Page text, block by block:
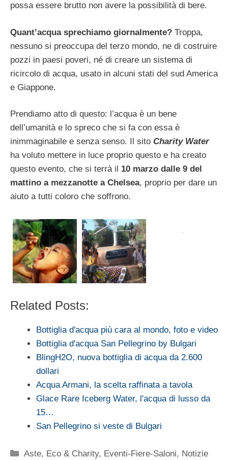
possa essere brutto non avere la possibilità di bere.
Quant’acqua sprechiamo giornalmente? Troppa,
nessuno si preoccupa del terzo mondo, ne di costruire
pozzi in paesi poveri, né di creare un sistema di
ricircolo di acqua, usato in alcuni stati del sud America
e Giappone.
Prendiamo atto di questo: l’acqua è un bene
dell’umanità e lo spreco che si fa con essa è
inimmaginabile e senza senso. Il sito Charity Water
ha voluto mettere in luce proprio questo e ha creato
questo evento, che si terrà il 10 marzo dalle 9 del
mattino a mezzanotte a Chelsea, proprio per dare un
aiuto a tutti coloro che soffrono.
Related Posts:
Bottiglia d'acqua più cara al mondo, foto e video
Bottiglia d'acqua San Pellegrino by Bulgari
BlingH2O, nuova bottiglia di acqua da 2.600
dollari
Acqua Armani, la scelta raffinata a tavola
Glace Rare Iceberg Water, l'acqua di lusso da
15…
San Pellegrino si veste di Bulgari
Categorie
Aste, Eco & Charity, Eventi-Fiere-Saloni, Notizie